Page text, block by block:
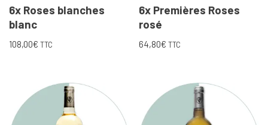
6x Roses blanches
blanc
108,00€ TTC
6x Premières Roses
rosé
64,80€ TTC